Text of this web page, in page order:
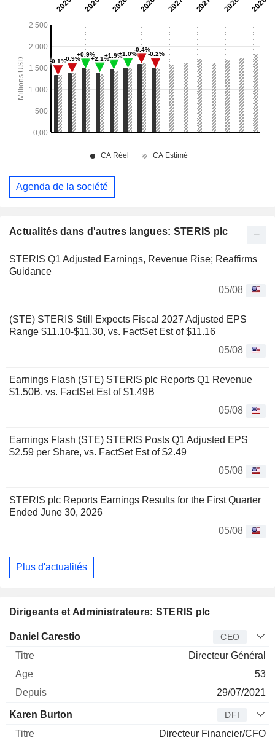
Actualités dans d'autres langues: STERIS plc
STERIS Q1 Adjusted Earnings, Revenue Rise; Reaffirms
Guidance
05/08
(STE) STERIS Still Expects Fiscal 2027 Adjusted EPS
Range $11.10-$11.30, vs. FactSet Est of $11.16
05/08
Earnings Flash (STE) STERIS plc Reports Q1 Revenue
$1.50B, vs. FactSet Est of $1.49B
05/08
Earnings Flash (STE) STERIS Posts Q1 Adjusted EPS
$2.59 per Share, vs. FactSet Est of $2.49
05/08
STERIS plc Reports Earnings Results for the First Quarter
Ended June 30, 2026
05/08
Plus d'actualités
Dirigeants et Administrateurs: STERIS plc
Dirigeant Titre Age
Daniel Carestio CEO
Directeur Général
53
29/07/2021
Karen Burton DFI
Directeur Financier/CFO
Agenda de la société